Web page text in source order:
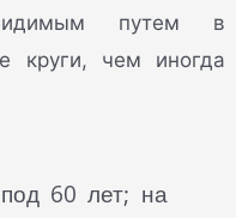
путем в
круги, чем иногда
60 лет; на